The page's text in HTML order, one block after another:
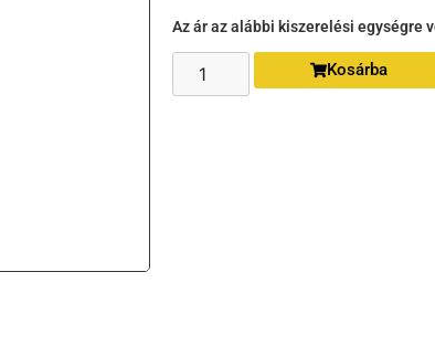
Az ár az alábbi kiszerelési egységre
Kosárba